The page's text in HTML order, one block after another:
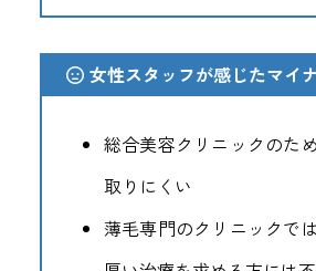
女性スタッフが感じたマイ
総合美容クリニックのた
取りにくい
薄毛専門のクリニックで